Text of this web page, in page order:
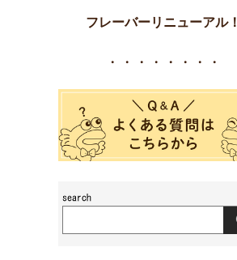
フレーバーリニューアル！
・・・・・・・・